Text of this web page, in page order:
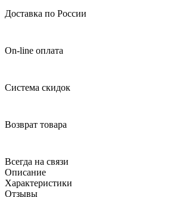
Доставка по России
On-line оплата
Система скидок
Возврат товара
Всегда на связи
Описание
Характеристики
Отзывы